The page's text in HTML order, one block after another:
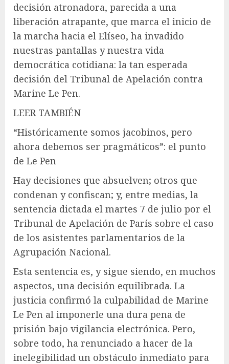
decisión atronadora, parecida a una
liberación atrapante, que marca el inicio de
la marcha hacia el Elíseo, ha invadido
nuestras pantallas y nuestra vida
democrática cotidiana: la tan esperada
decisión del Tribunal de Apelación contra
Marine Le Pen.
LEER TAMBIÉN
“Históricamente somos jacobinos, pero
ahora debemos ser pragmáticos”: el punto
de Le Pen
Hay decisiones que absuelven; otros que
condenan y confiscan; y, entre medias, la
sentencia dictada el martes 7 de julio por el
Tribunal de Apelación de París sobre el caso
de los asistentes parlamentarios de la
Agrupación Nacional.
Esta sentencia es, y sigue siendo, en muchos
aspectos, una decisión equilibrada. La
justicia confirmó la culpabilidad de Marine
Le Pen al imponerle una dura pena de
prisión bajo vigilancia electrónica. Pero,
sobre todo, ha renunciado a hacer de la
inelegibilidad un obstáculo inmediato para